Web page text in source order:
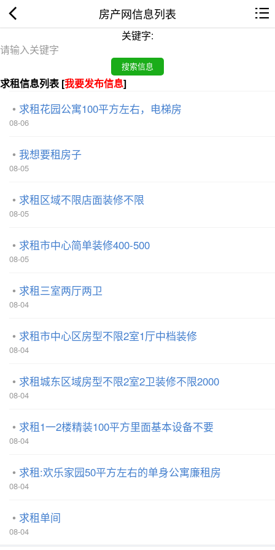
房产网信息列表
关键字:
求租信息列表 [我要发布信息]
求租花园公寓100平方左右，电梯房
08-06
我想要租房子
08-05
求租区域不限店面装修不限
08-05
求租市中心简单装修400-500
08-05
求租三室两厅两卫
08-04
求租市中心区房型不限2室1厅中档装修
08-04
求租城东区域房型不限2室2卫装修不限2000
08-04
求租1一2楼精装100平方里面基本设备不要
08-04
求租:欢乐家园50平方左右的单身公寓廉租房
08-04
求租单间
08-04